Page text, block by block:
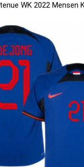
WK 2022 Mensen